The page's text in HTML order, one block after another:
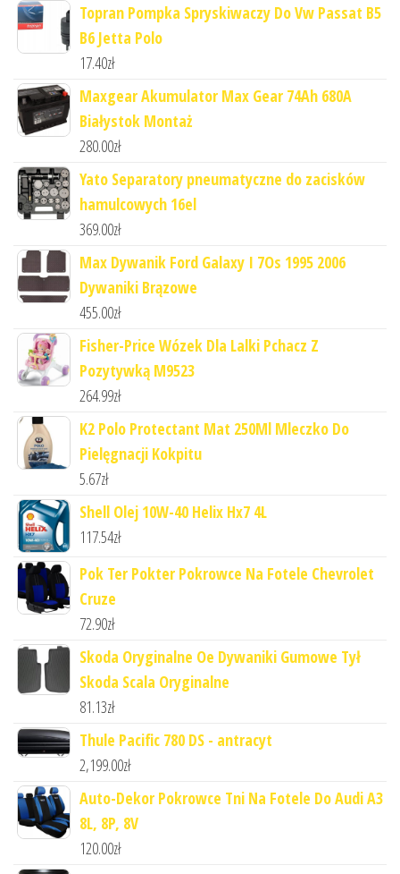
Topran Pompka Spryskiwaczy Do Vw Passat B5
B6 Jetta Polo
17.40zł
Maxgear Akumulator Max Gear 74Ah 680A
Białystok Montaż
280.00zł
Yato Separatory pneumatyczne do zacisków
hamulcowych 16el
369.00zł
Max Dywanik Ford Galaxy I 7Os 1995 2006
Dywaniki Brązowe
455.00zł
Fisher-Price Wózek Dla Lalki Pchacz Z
Pozytywką M9523
264.99zł
K2 Polo Protectant Mat 250Ml Mleczko Do
Pielęgnacji Kokpitu
5.67zł
Shell Olej 10W-40 Helix Hx7 4L
117.54zł
Pok Ter Pokter Pokrowce Na Fotele Chevrolet
Cruze
72.90zł
Skoda Oryginalne Oe Dywaniki Gumowe Tył
Skoda Scala Oryginalne
81.13zł
Thule Pacific 780 DS - antracyt
2,199.00zł
Auto-Dekor Pokrowce Tni Na Fotele Do Audi A3
8L, 8P, 8V
120.00zł